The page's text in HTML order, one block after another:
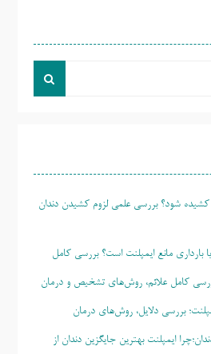
کشیده شود؟ بررسی علمی لزوم کشیدن دندان
بارداری مانع ایمپلنت است؟ بررسی کامل
کامل علائم، روش‌های تشخیص و درمان
بررسی دلایل، روش‌های درمان
ایمپلنت بهترین جایگزین دندان از